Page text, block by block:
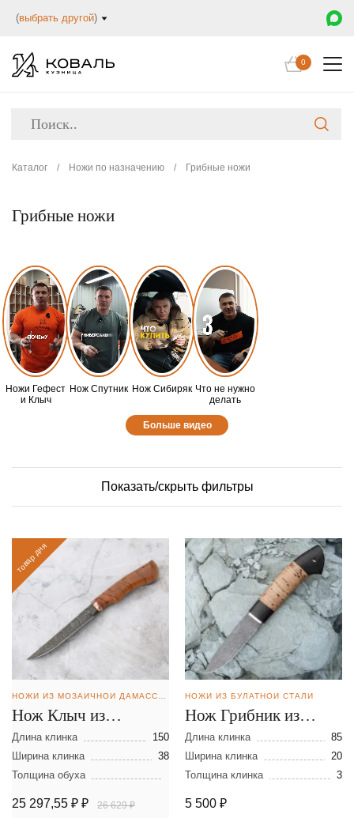
(выбрать другой)
0
Каталог / Ножи по назначению / Грибные ножи
Грибные ножи
Ножи Гефест
и Клыч
Нож Спутник Нож Сибиряк Что не нужно
делать
Больше видео
Показать/скрыть фильтры
товар дня
НОЖИ ИЗ МОЗАИЧНОЙ ДАМАССКОЙ СТАЛИ
Нож Клыч из
мозаичной дамасской
стали
Длина клинка
150
Ширина клинка
38
Толщина обуха
25 297,55 ₽ ₽ 26 629 ₽
НОЖИ ИЗ БУЛАТНОЙ СТАЛИ
Нож Грибник из
булатной стали
Длина клинка
85
Ширина клинка
20
Толщина клинка
3
5 500 ₽